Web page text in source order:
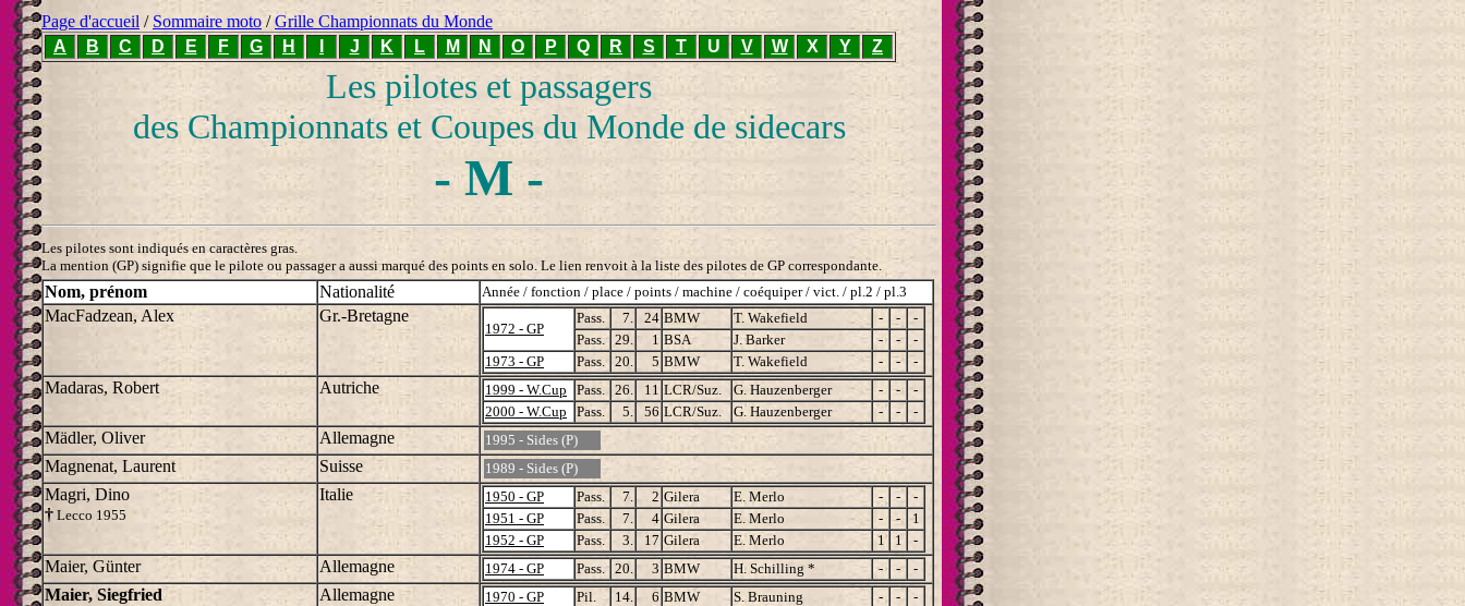
Page d'accueil / Sommaire moto/Grille Championnats du Monde
A
B C D E F G H J K L M N O P Q R S T U V W X Y Z
Les pilotes et passagers
des Championnats et Coupes du Monde de sidecars
- M -
Les pilotes sont indiqués en caractères gras.
La mention (GP) signifie que le pilote ou passager a aussi marqué des points en solo. Le lien renvoit à la liste des pilotes de GP correspondante.
Nom, prénom Nationalité Année / fonction / place / points / machine / coéquiper / vict. / pl.2 / pl.3
MacFadzean, Alex Gr.-Bretagne
1972 - GP
Pass. 7. 24 BMW T. Wakefield - -
-
Pass. 29. 1 BSA J. Barker - -
-
1973 - GP
Pass. 20. 5 BMW T. Wakefield - - -
Madaras, Robert Autriche 1999 - W.Cup Pass. 26. 11 LCR/Suz. G. Hauzenberger - -
-
2000 - W.Cup
Pass. 5. 56 LCR/Suz. G. Hauzenberger - - -
Mädler, Oliver Allemagne 1995 - Sides (P)
Magnenat, Laurent Suisse 1989 - Sides (P)
Magri, Dino
† Lecco 1955
Italie 1950 - GP Pass. 7. 2 Gilera E. Merlo - -
-
1951 - GP
Pass. 7. 4 Gilera E. Merlo - -
1
1952 - GP
Pass. 3. 17 Gilera E. Merlo 1 1 -
Maier, Günter Allemagne 1974 - GP Pass. 20. 3 BMW H. Schilling * - - -
Maier, Siegfried Allemagne 1970 - GP Pil. 14. 6 BMW S. Brauning - -
-